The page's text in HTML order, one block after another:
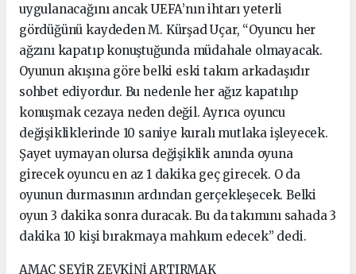
uygulanacağını ancak UEFA’nın ihtarı yeterli
gördüğünü kaydeden M. Kürşad Uçar, “Oyuncu her
ağzını kapatıp konuştuğunda müdahale olmayacak.
Oyunun akışına göre belki eski takım arkadaşıdır
sohbet ediyordur. Bu nedenle her ağız kapatılıp
konuşmak cezaya neden değil. Ayrıca oyuncu
değişikliklerinde 10 saniye kuralı mutlaka işleyecek.
Şayet uymayan olursa değişiklik anında oyuna
girecek oyuncu en az 1 dakika geç girecek. O da
oyunun durmasının ardından gerçekleşecek. Belki
oyun 3 dakika sonra duracak. Bu da takımını sahada 3
dakika 10 kişi bırakmaya mahkum edecek” dedi.
AMAÇ SEYİR ZEVKİNİ ARTIRMAK